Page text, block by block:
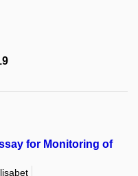
for Monitoring of